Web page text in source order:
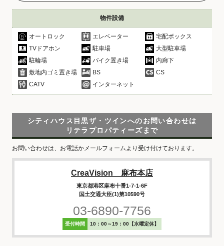
物件設備
オートロック エレベーター
宅配ボックス
TVドアホン
駐車場
大型駐車場
駐輪場
バイク置き場
内廊下
敷地内ゴミ置き場
BS
CS
CATV
インターネット
シティハウス目黒ザ・ツインへのお問い合わせは
リテラプロパティーズまで
お問い合わせは、お電話かメールフォームより受け付けております。
CreaVision 麻布本店
東京都港区麻布十番1-7-1-6F
国土交通大臣(1)第10590号
03-6890-7756
受付時間 10：00～19：00【水曜定休】